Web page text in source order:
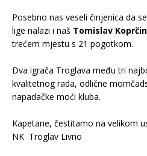
Posebno nas veseli činjenica da
lige nalazi i naš Tomislav
trećem mjestu s 21 pogotkom.
Dva igrača Troglava među tri
kvalitetnog rada, odlične
napadačke moći kluba.
Kapetane, čestitamo na velikom
NK Troglav Livno